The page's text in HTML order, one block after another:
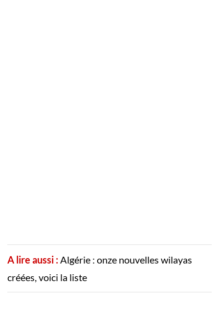
A lire aussi : Algérie : onze nouvelles wilayas
créées, voici la liste